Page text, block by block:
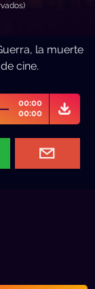
la muerte
cine.
00:00
00:00